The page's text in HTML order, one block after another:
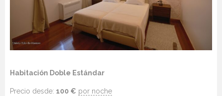
Habitación Doble Estándar
Precio desde: 100 € por noche